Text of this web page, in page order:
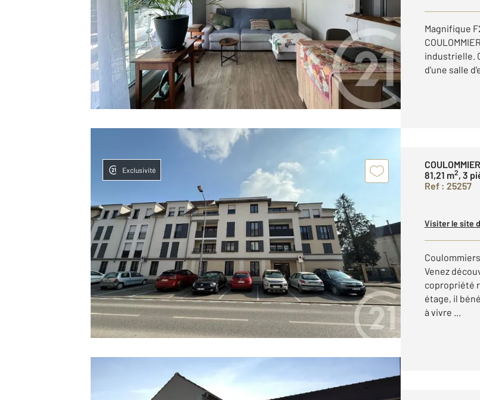
Magnifique
industrielle.
d'une salle
Exclusivité
81,21 m2, 3
Ref : 25257
Visiter le site
Venez
copropriété
étage, il
à vivre ...